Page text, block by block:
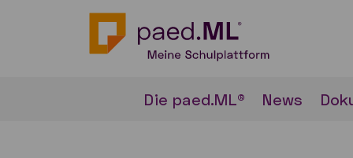
Die paed.ML® News